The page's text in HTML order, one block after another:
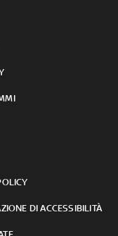
DI ACCESSIBILITÀ